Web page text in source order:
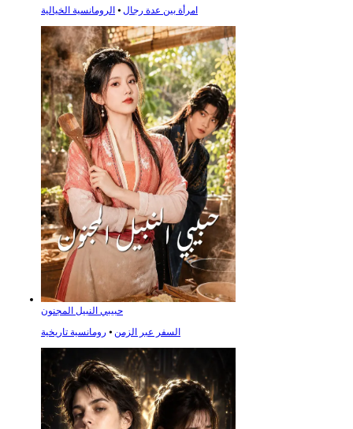
امرأة بين عدة رجال ⦁ الرومانسية الخيالية
حبيبي النبيل المجنون
السفر عبر الزمن ⦁ رومانسية تاريخية